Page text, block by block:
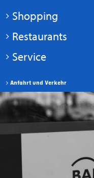
Anfahrt und Verkehr
Shopping
Restaurants
Service